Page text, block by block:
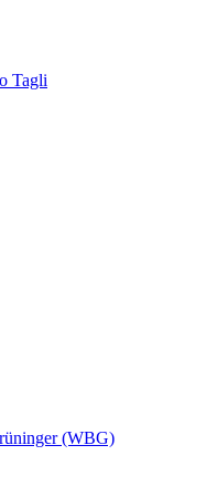
Tagli
(WBG)